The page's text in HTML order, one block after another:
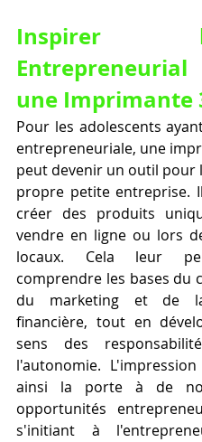
Inspirer
une Imprimante
Pour les adolescents
entrepreneuriale, une
peut devenir un outil pour
propre petite entreprise.
créer des produits
vendre en ligne ou lors
locaux. Cela leur
comprendre les bases du
du marketing et de
financière, tout en
sens des
l'autonomie.
ainsi la porte à de
opportunités
s'initiant à